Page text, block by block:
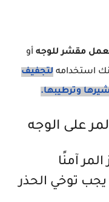
مقشر للوجه أو
استخدامه لتجفيف
وترطيبها.
المر على الوجه
آمنًا
يجب توخي الحذر